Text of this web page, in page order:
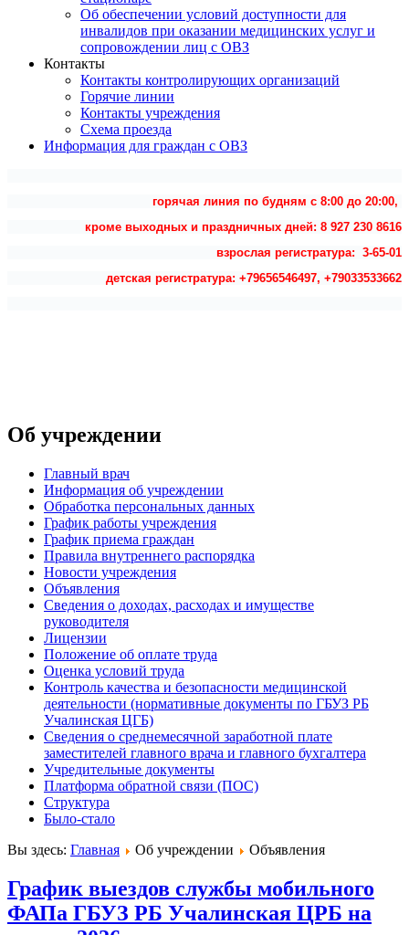
Об обеспечении условий доступности для
инвалидов при оказании медицинских услуг и
сопровождении лиц с ОВЗ
Контакты
Контакты контролирующих организаций
Горячие линии
Контакты учреждения
Схема проезда
Информация для граждан с ОВЗ
горячая линия по будням с 8:00 до 20:00,
кроме выходных и праздничных дней: 8 927 230 8616
взрослая регистратура: 3-65-01
детская регистратура: +79656546497, +79033533662
Об учреждении
Главный врач
Информация об учреждении
Обработка персональных данных
График работы учреждения
График приема граждан
Правила внутреннего распорядка
Новости учреждения
Объявления
Сведения о доходах, расходах и имуществе
руководителя
Лицензии
Положение об оплате труда
Оценка условий труда
Контроль качества и безопасности медицинской
деятельности (нормативные документы по ГБУЗ РБ
Учалинская ЦГБ)
Сведения о среднемесячной заработной плате
заместителей главного врача и главного бухгалтера
Учредительные документы
Платформа обратной связи (ПОС)
Структура
Было-стало
Вы здесь: Главная Об учреждении Объявления
График выездов службы мобильного
ФАПа ГБУЗ РБ Учалинская ЦРБ на